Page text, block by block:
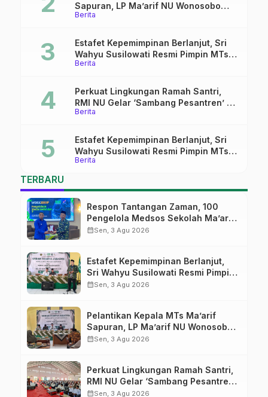
Berita
Sapuran, LP Ma’arif NU Wonosobo
Tekankan Lima Amanah
Berita
Estafet Kepemimpinan Berlanjut, Sri
Wahyu Susilowati Resmi Pimpin MTs
Ma’arif Sapuran
Berita
Perkuat Lingkungan Ramah Santri,
RMI NU Gelar ‘Sambang Pesantren’ di
Pati
Berita
Estafet Kepemimpinan Berlanjut, Sri
Wahyu Susilowati Resmi Pimpin MTs
Ma’arif Sapuran
TERBARU
Respon Tantangan Zaman, 100
Pengelola Medsos Sekolah Ma’arif
Pekalongan Ikuti Pelatihan Literasi
calendar_monthSen, 3 Agu 2026
Estafet Kepemimpinan Berlanjut,
Sri Wahyu Susilowati Resmi Pimpin
MTs Ma’arif Sapuran
calendar_monthSen, 3 Agu 2026
Pelantikan Kepala MTs Ma’arif
Sapuran, LP Ma’arif NU Wonosobo
Tekankan Lima Amanah
calendar_monthSen, 3 Agu 2026
Perkuat Lingkungan Ramah Santri,
RMI NU Gelar ‘Sambang Pesantren’
di Pati
calendar_monthSen, 3 Agu 2026